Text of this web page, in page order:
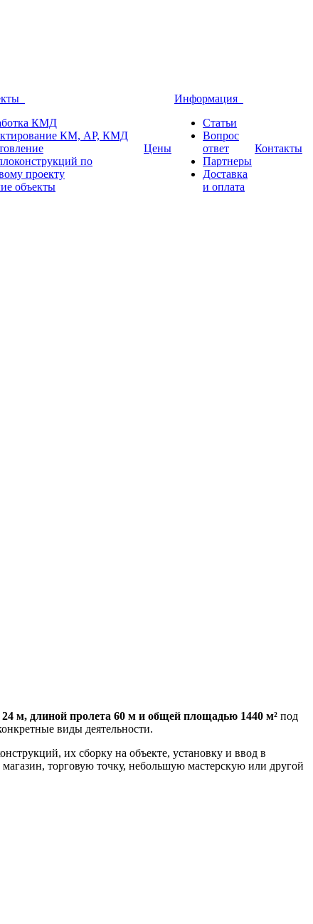
КМД
КМ, АР, КМД
по
проекту
объекты
Цены
Информация
Статьи
Вопрос
ответ
Партнеры
Доставка
и оплата
Контакты
м, длиной пролета 60 м и общей площадью 1440 м² под
виды деятельности.
их сборку на объекте, установку и ввод в
торговую точку, небольшую мастерскую или другой